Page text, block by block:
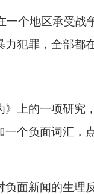
一个地区承受战
犯罪，全部都
上的一项研究
个负面词汇，
面新闻的生理